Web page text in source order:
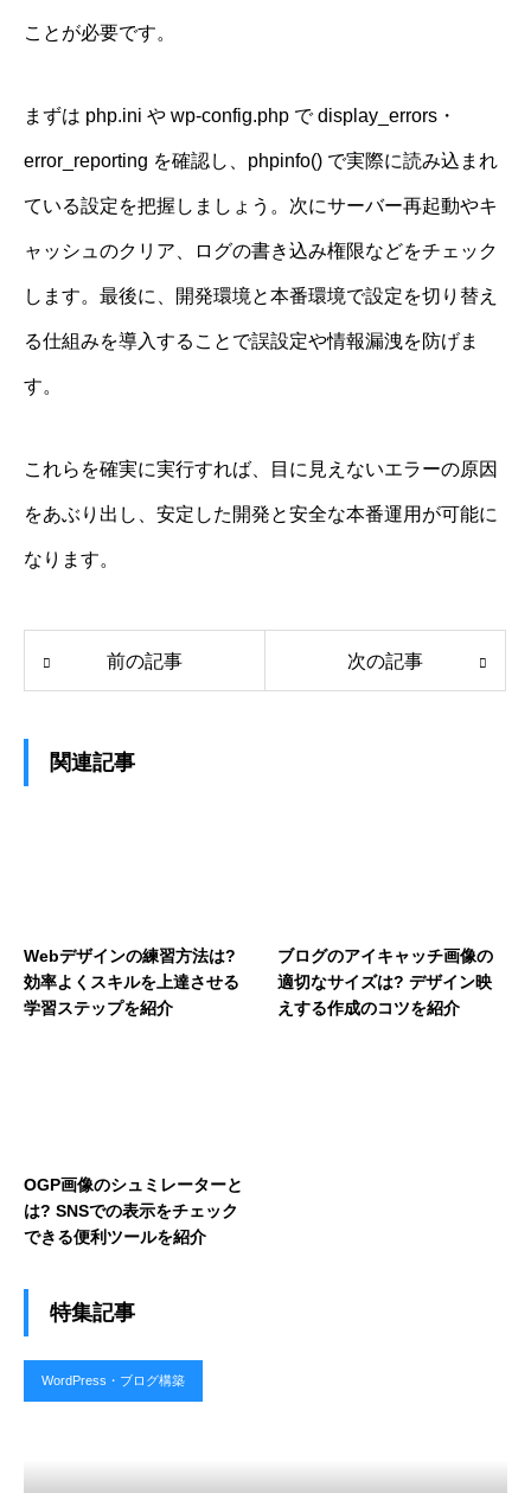
ことが必要です。
まずは php.ini や wp-config.php で display_errors・
error_reporting を確認し、phpinfo() で実際に読み込まれ
ている設定を把握しましょう。次にサーバー再起動やキ
ャッシュのクリア、ログの書き込み権限などをチェック
します。最後に、開発環境と本番環境で設定を切り替え
る仕組みを導入することで誤設定や情報漏洩を防げま
す。
これらを確実に実行すれば、目に見えないエラーの原因
をあぶり出し、安定した開発と安全な本番運用が可能に
なります。
前の記事 次の記事
関連記事
Webデザインの練習方法は?
効率よくスキルを上達させる
学習ステップを紹介
ブログのアイキャッチ画像の
適切なサイズは? デザイン映
えする作成のコツを紹介
OGP画像のシュミレーターと
は? SNSでの表示をチェック
できる便利ツールを紹介
特集記事
WordPress・ブログ構築